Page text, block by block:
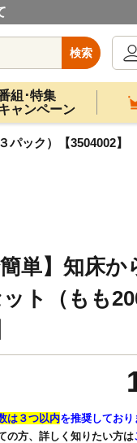
検索
組･特集
ャンペーン
ック）【3504002】
単】知床
ト（もも
は３つ以内を推奨しており
の方、詳しく知りたい方は